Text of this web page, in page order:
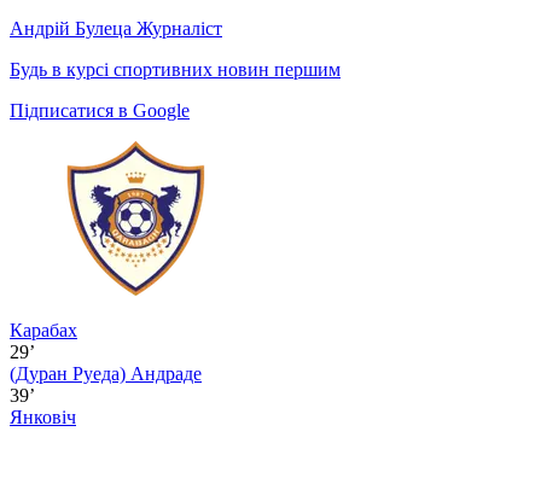
Андрій Булеца Журналіст
Будь в курсі спортивних новин першим
Підписатися в Google
Карабах
29’
(Дуран Руеда) Андраде
39’
Янковіч